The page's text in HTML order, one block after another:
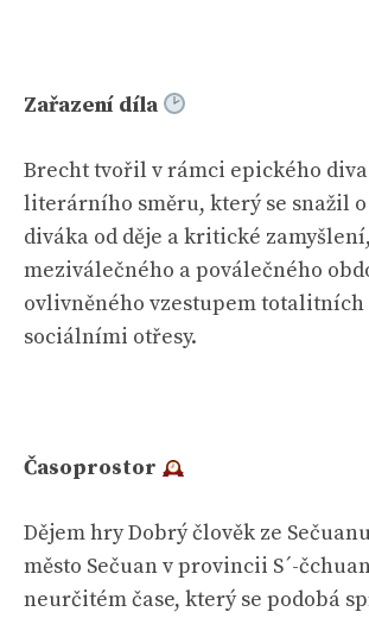
Zařazení díla
Brecht tvořil v rámci epického
literárního směru, který se snažil
diváka od děje a kritické
meziválečného a poválečného
ovlivněného vzestupem
sociálními otřesy.
Časoprostor
Dějem hry Dobrý člověk ze
město Sečuan v provincii S´-
neurčitém čase, který se podobá